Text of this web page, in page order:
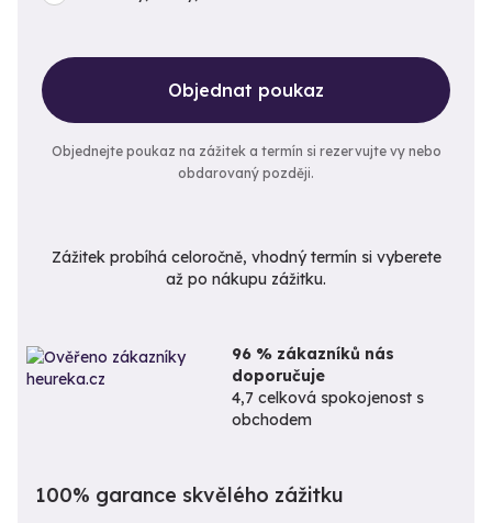
Objednat poukaz
Objednejte poukaz na zážitek a termín si rezervujte vy nebo
obdarovaný později.
Zážitek probíhá celoročně, vhodný termín si vyberete
až po nákupu zážitku.
96 % zákazníků nás
doporučuje
4,7 celková spokojenost s
obchodem
100% garance skvělého zážitku